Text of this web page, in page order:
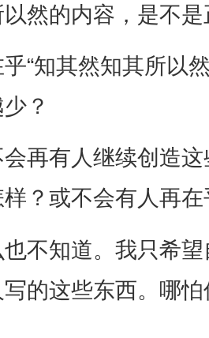
然的内容，是不
“知其然知其所以
？
再有人继续创造
？或不会有人再
不知道。我只希
的这些东西。哪